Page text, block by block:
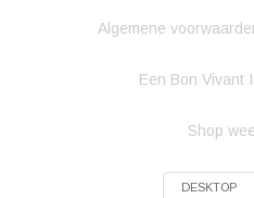
Algemene
Een Bon Vivant
Shop
DESKTOP